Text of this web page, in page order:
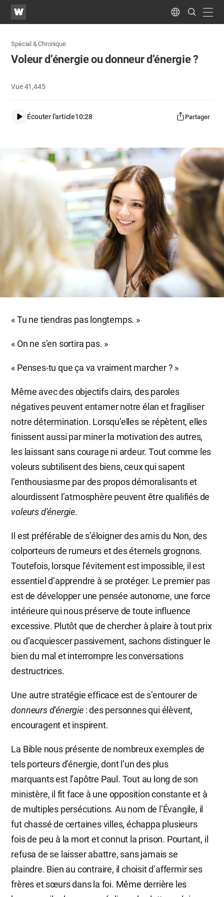
WATV
Language
Search
Submit
Spécial & Chronique
Voleur d’énergie ou donneur d’énergie ?
Vue41,445
Écouter l'article10:28 Partager
« Tu ne tiendras pas longtemps. »
« On ne s’en sortira pas. »
« Penses-tu que ça va vraiment marcher ? »
Même avec des objectifs clairs, des paroles
négatives peuvent entamer notre élan et fragiliser
notre détermination. Lorsqu’elles se répètent, elles
finissent aussi par miner la motivation des autres,
les laissant sans courage ni ardeur. Tout comme les
voleurs subtilisent des biens, ceux qui sapent
l’enthousiasme par des propos démoralisants et
alourdissent l’atmosphère peuvent être qualifiés de
voleurs d’énergie.
Il est préférable de s’éloigner des amis du Non, des
colporteurs de rumeurs et des éternels grognons.
Toutefois, lorsque l’évitement est impossible, il est
essentiel d’apprendre à se protéger. Le premier pas
est de développer une pensée autonome, une force
intérieure qui nous préserve de toute influence
excessive. Plutôt que de chercher à plaire à tout prix
ou d’acquiescer passivement, sachons distinguer le
bien du mal et interrompre les conversations
destructrices.
Une autre stratégie efficace est de s’entourer de
donneurs d’énergie: des personnes qui élèvent,
encouragent et inspirent.
La Bible nous présente de nombreux exemples de
tels porteurs d’énergie, dont l’un des plus
marquants est l’apôtre Paul. Tout au long de son
ministère, il fit face à une opposition constante et à
de multiples persécutions. Au nom de l’Évangile, il
fut chassé de certaines villes, échappa plusieurs
fois de peu à la mort et connut la prison. Pourtant, il
refusa de se laisser abattre, sans jamais se
plaindre. Bien au contraire, il choisit d’affermir ses
frères et sœurs dans la foi. Même derrière les